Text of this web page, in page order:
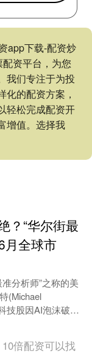
app下载-配资炒
资平台，为您
我们专注于为投
的配资方案，
轻松完成配资开
增值。选择我
？“华尔街最
月全球市
分析师”之称的美
(Michael
技股因AI泡沫破裂
当时列出了一份
10倍配资可以找